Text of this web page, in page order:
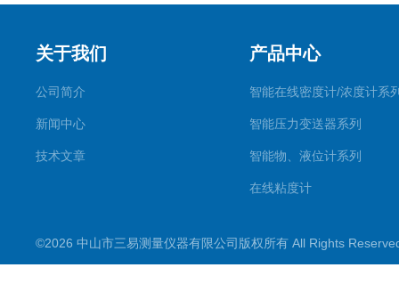
关于我们
公司简介
新闻中心
技术文章
产品中心
智能在线密度计/浓度计系
智能压力变送器系列
智能物、液位计系列
在线粘度计
©2026 中山市三易测量仪器有限公司版权所有 All Rights